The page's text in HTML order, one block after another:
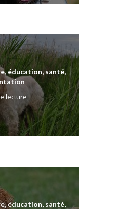
éducation, santé,
lecture
éducation, santé,